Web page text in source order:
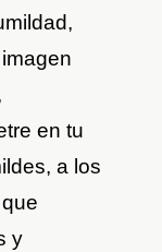
en tu
a los
y